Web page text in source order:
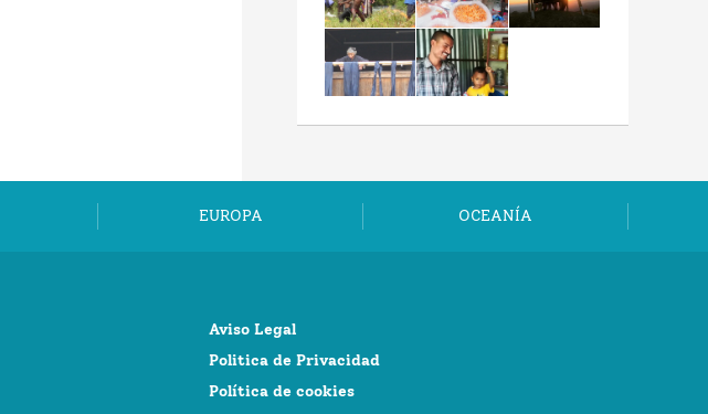
EUROPA OCEANÍA
Aviso Legal
Politica de Privacidad
Política de cookies